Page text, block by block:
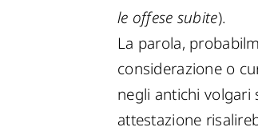
le offese subite).
La parola,
considerazione o
negli antichi volgari
attestazione